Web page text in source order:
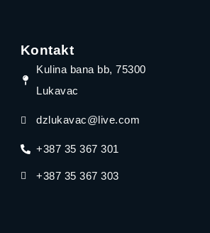
Kontakt
Kulina bana bb, 75300
Lukavac
dzlukavac@live.com
+387 35 367 301
+387 35 367 303